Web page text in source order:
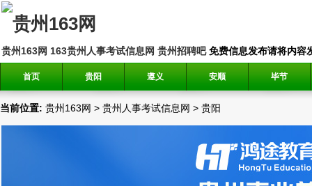
贵州163网 163贵州人事考试信息网 贵州招聘吧免费信息发布请将内容
首页 贵阳 遵义 安顺 毕节
当前位置: 贵州163网 > 贵州人事考试信息网 > 贵阳